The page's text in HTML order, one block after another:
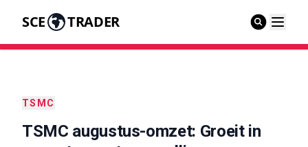
SCE TRADER
TSMC
TSMC augustus-omzet: Groeit in